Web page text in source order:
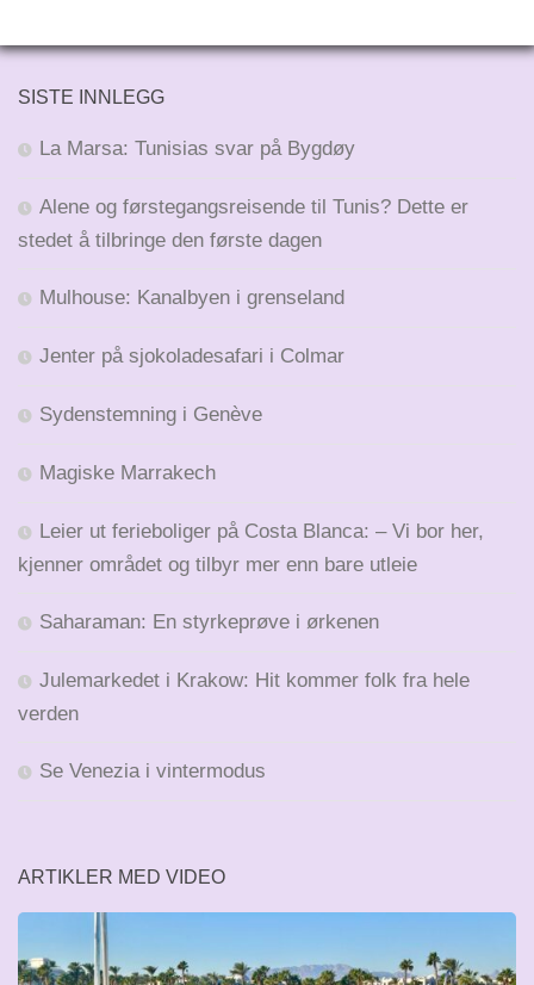
SISTE INNLEGG
La Marsa: Tunisias svar på Bygdøy
Alene og førstegangsreisende til Tunis? Dette er
stedet å tilbringe den første dagen
Mulhouse: Kanalbyen i grenseland
Jenter på sjokoladesafari i Colmar
Sydenstemning i Genève
Magiske Marrakech
Leier ut ferieboliger på Costa Blanca: – Vi bor her,
kjenner området og tilbyr mer enn bare utleie
Saharaman: En styrkeprøve i ørkenen
Julemarkedet i Krakow: Hit kommer folk fra hele
verden
Se Venezia i vintermodus
ARTIKLER MED VIDEO